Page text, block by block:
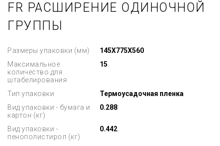
FR РАСШИРЕНИЕ ОДИНОЧНОЙ
ГРУППЫ
Размеры упаковки (мм)
145X775X560
Максимальное
количество для
штабелирования
15
Тип упаковки
Термоусадочная пленка
Вид упаковки - бумага и
картон (кг)
0.288
Вид упаковки -
пенополистирол (кг)
0.442